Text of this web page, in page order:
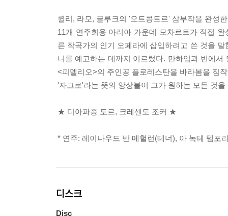
륄리, 라모, 글루크의 '오트콩트르' 삼부작을 완성
11개 연주회용 아리아 가운데 모차르트가 직접
른 작곡가의 인기 오페라에 삽입하려고 쓴 것을
니를 예고하는 데까지 이르렀다. 만하임과 빈에
<피델리오>의 주인공 플로레스탄을 바라봄을 짐
'자고로'라는 뜻의 앙상블이 그가 원하는 모든 것을
★ 디아파종 도르, 크레센도 조커 ★
* 연주: 레이나우드 반 메헐런(테너), 아 녹테 템포
디스크
Disc